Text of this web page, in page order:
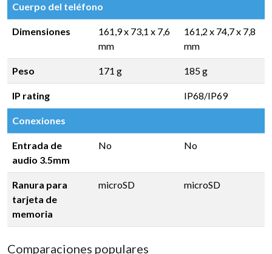
Cuerpo del teléfono
Dimensiones
161,9 x 73,1 x 7,6
mm
161,2 x 74,7 x 7,8
mm
Peso 171 g 185 g
IP rating IP68/IP69
Conexiones
Entrada de
audio 3.5mm
No No
Ranura para
tarjeta de
memoria
microSD microSD
Comparaciones populares